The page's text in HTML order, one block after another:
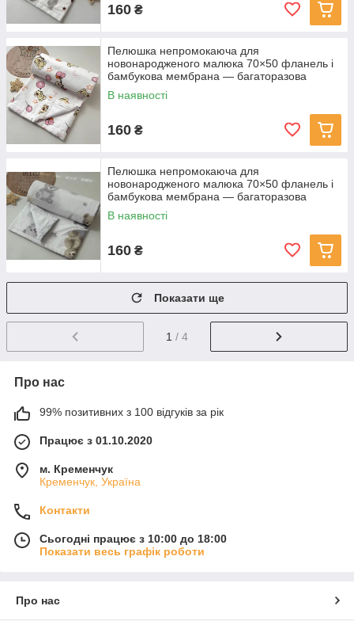
160 ₴
Пелюшка непромокаюча для
новонародженого малюка 70×50 фланель і
бамбукова мембрана — багаторазова
водонепроникна пелюшка Біла Ведмедики з
кульками
В наявності
160 ₴
Пелюшка непромокаюча для
новонародженого малюка 70×50 фланель і
бамбукова мембрана — багаторазова
водонепроникна пелюшка Біла ведмедики
В наявності
160 ₴
Показати ще
1 / 4
Про нас
99% позитивних з 100 відгуків за рік
Працює з 01.10.2020
м. Кременчук
Кременчук, Україна
Контакти
Сьогодні працює з 10:00 до 18:00
Показати весь графік роботи
Про нас